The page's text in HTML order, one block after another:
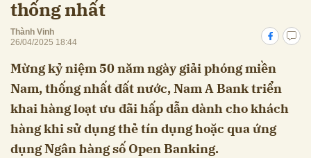
thống nhất
Thành Vinh
26/04/2025 18:44
Mừng kỷ niệm 50 năm ngày giải phóng miền
Nam, thống nhất đất nước, Nam A Bank triển
khai hàng loạt ưu đãi hấp dẫn dành cho khách
hàng khi sử dụng thẻ tín dụng hoặc qua ứng
dụng Ngân hàng số Open Banking.